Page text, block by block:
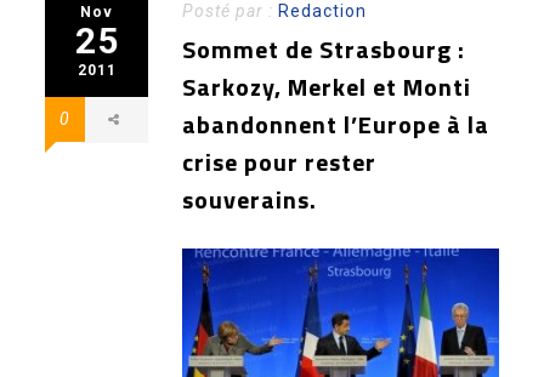
Nov
25
2011
0
Posté par : Redaction
Sommet de Strasbourg :
Sarkozy, Merkel et Monti
abandonnent l’Europe à la
crise pour rester
souverains.